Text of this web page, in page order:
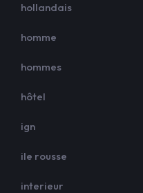
hollandais
homme
hommes
hôtel
ign
ile rousse
interieur